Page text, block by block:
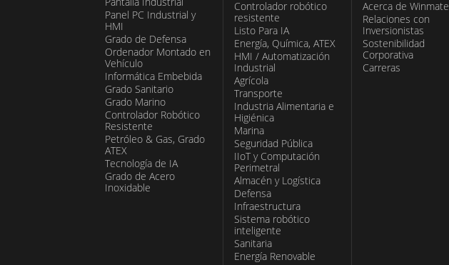
Panel PC Industrial y
HMI
Grado de Defensa
Ordenador Montado en
Vehículo
Informática Embebida
Grado Sanitario
Grado Marino
Controlador Robótico
Resistente
Petróleo & Gas, Grado
ATEX
Tecnología de IA
Grado de Acero
Inoxidable
Controlador robótico
resistente
Listo Para IA
Energía, Química, ATEX
HMI / Automatización
Industrial
Agrícola
Transporte
Industria Alimentaria e
Higiénica
Marina
Seguridad Pública
IIoT y Computación
Perimetral
Almacén y Logística
Defensa
Infraestructura
Sistema robótico
inteligente
Sanitaria
Energía Renovable
Acerca de Winmate
Relaciones con
Inversionistas
Sostenibilidad
Corporativa
Carreras